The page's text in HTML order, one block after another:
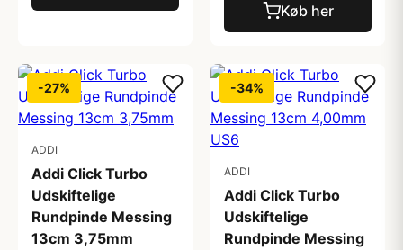
Køb her
-27%
ADDI
Addi Click Turbo
Udskiftelige
Rundpinde Messing
13cm 3,75mm
-34%
ADDI
Addi Click Turbo
Udskiftelige
Rundpinde Messing